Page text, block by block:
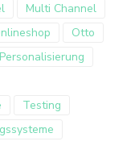
Multi Channel
Otto
Personalisierung
Testing